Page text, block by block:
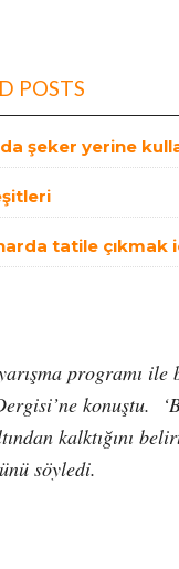
POSTS
şeker yerine
tatile çıkmak
programı ile
konuştu.
kalktığını
söyledi.